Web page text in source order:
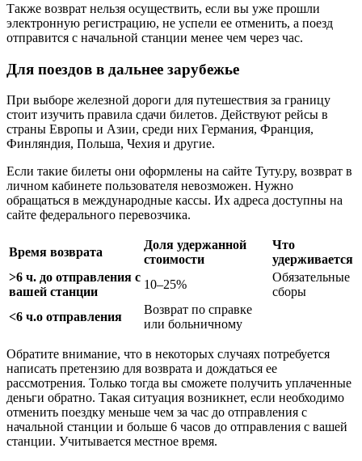
Также возврат нельзя осуществить, если вы уже прошли
электронную регистрацию, не успели ее отменить, а поезд
отправится с начальной станции менее чем через час.
Для поездов в дальнее зарубежье
При выборе железной дороги для путешествия за границу
стоит изучить правила сдачи билетов. Действуют рейсы в
страны Европы и Азии, среди них Германия, Франция,
Финляндия, Польша, Чехия и другие.
Если такие билеты они оформлены на сайте Туту.ру, возврат в
личном кабинете пользователя невозможен. Нужно
обращаться в международные кассы. Их адреса доступны на
сайте федерального перевозчика.
Время возврата
Доля удержанной
стоимости
Что
удерживается
>6 ч. до отправления с
вашей станции
10–25%
Обязательные
сборы
<6 ч.о отправления
Возврат по справке
или больничному
Обратите внимание, что в некоторых случаях потребуется
написать претензию для возврата и дождаться ее
рассмотрения. Только тогда вы сможете получить уплаченные
деньги обратно. Такая ситуация возникнет, если необходимо
отменить поездку меньше чем за час до отправления с
начальной станции и больше 6 часов до отправления с вашей
станции. Учитывается местное время.